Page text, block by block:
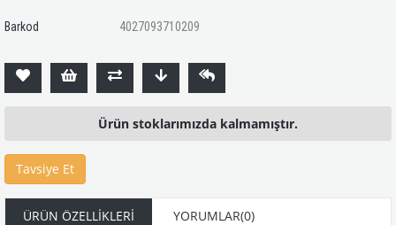
Barkod 4027093710209
Ürün stoklarımızda kalmamıştır.
Tavsiye Et
ÜRÜN ÖZELLIKLERI YORUMLAR(0)